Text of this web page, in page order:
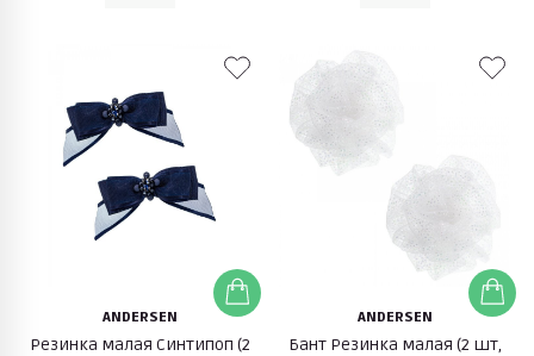
ANDERSEN
Резинка малая Синтипоп (2
ANDERSEN
Бант Резинка малая (2 шт,